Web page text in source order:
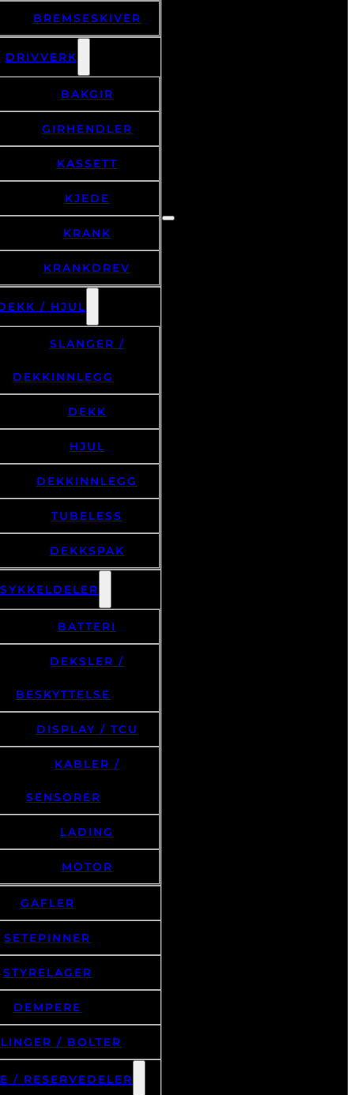
BREMSESKIVER
DRIVVERK
BAKGIR
GIRHENDLER
KASSETT
KJEDE
KRANK
KRANKDREV
/ HJUL
SLANGER /
DEKKINNLEGG
DEKK
HJUL
DEKKINNLEGG
TUBELESS
DEKKSPAK
BATTERI
DEKSLER /
BESKYTTELSE
DISPLAY / TCU
KABLER /
SENSORER
LADING
MOTOR
GAFLER
SETEPINNER
STYRELAGER
DEMPERE
/ BOLTER
/ RESERVEDELER